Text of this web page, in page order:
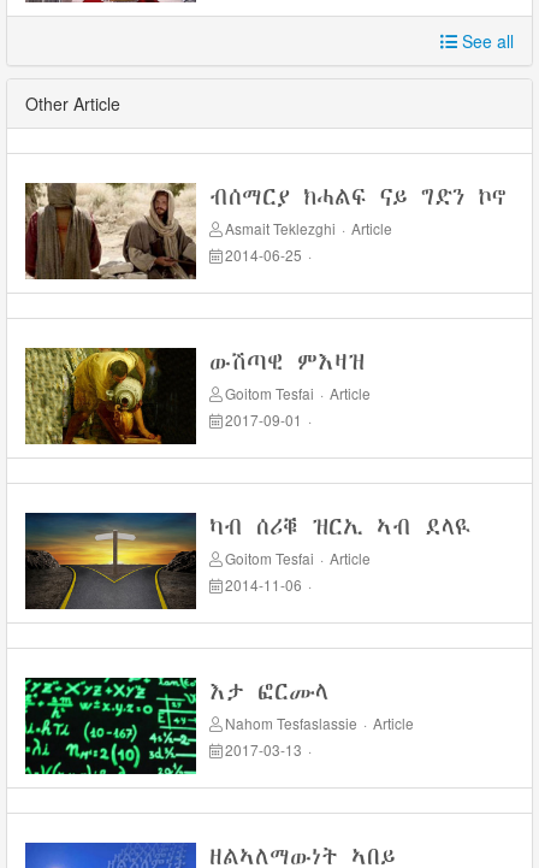
See all
Other Article
ብሰማርያ ክሓልፍ ናይ ግድን ኮኖ
Asmait Teklezghi · Article
2014-06-25 ·
ውሽጣዊ ምእዛዝ
Goitom Tesfai · Article
2017-09-01 ·
ካብ ሰሪቑ ዝርኢ ኣብ ደላዪ
Goitom Tesfai · Article
2014-11-06 ·
እታ ፎርሙላ
Nahom Tesfaslassie · Article
2017-03-13 ·
ዘልኣለማውነት ኣበይ